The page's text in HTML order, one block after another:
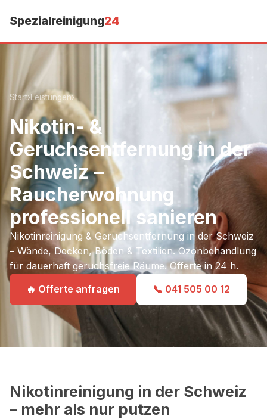
Spezialreinigung24
Start›Leistungen›
Nikotin- &
Geruchsentfernung in der
Schweiz –
Raucherwohnung
professionell sanieren
Nikotinreinigung & Geruchsentfernung in der Schweiz
– Wände, Decken, Böden & Textilien. Ozonbehandlung
für dauerhaft geruchsfreie Räume. Offerte in 24 h.
🔥 Offerte anfragen
📞 041 505 00 12
Nikotinreinigung in der Schweiz
– mehr als nur putzen